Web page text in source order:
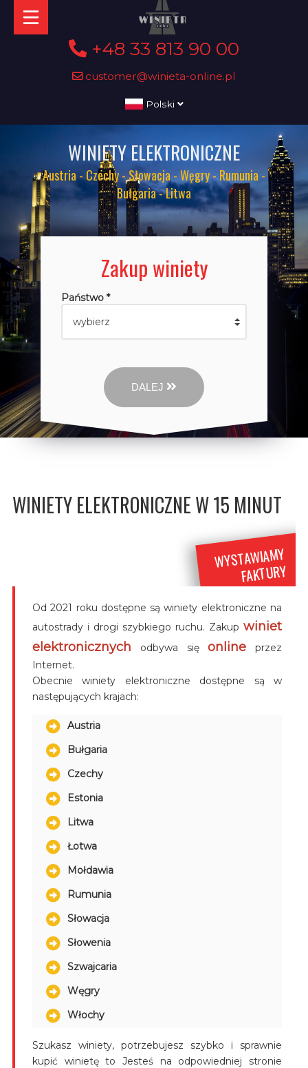
+48 33 813 90 00
customer@winieta-online.pl
Polski
WINIETY ELEKTRONICZNE
Austria - Czechy - Słowacja - Węgry - Rumunia -
Bułgaria - Litwa
Zakup winiety
Państwo *
DALEJ
WINIETY ELEKTRONICZNE W 15 MINUT
WYSTAWIAMY
FAKTURY
Od 2021 roku dostępne są winiety elektroniczne na
autostrady i drogi szybkiego ruchu. Zakupwiniet
elektronicznych odbywa sięonline przez
Internet.
Obecnie winiety elektroniczne dostępne są w
następujących krajach:
Austria
Bułgaria
Czechy
Estonia
Litwa
Łotwa
Mołdawia
Rumunia
Słowacja
Słowenia
Szwajcaria
Węgry
Włochy
Szukasz winiety, potrzebujesz szybko i sprawnie
kupić winietę to Jesteś na odpowiedniej stronie